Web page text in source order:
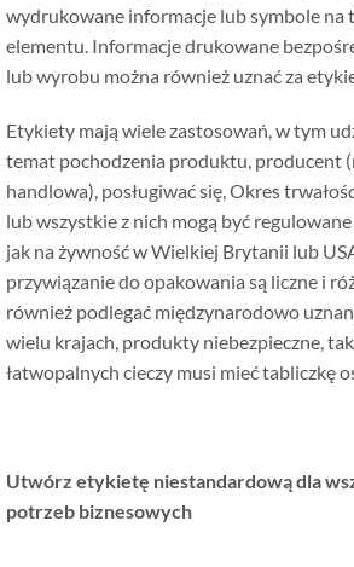
wydrukowane informacje lub symbole
elementu. Informacje drukowane
lub wyrobu można również uznać za
Etykiety mają wiele zastosowań, w tym
temat pochodzenia produktu, producent
handlowa), posługiwać się, Okres
lub wszystkie z nich mogą być
jak na żywność w Wielkiej Brytanii lub
przywiązanie do opakowania są liczne i
również podlegać międzynarodowo
wielu krajach, produkty niebezpieczne,
łatwopalnych cieczy musi mieć tabliczkę
Utwórz etykietę niestandardową dla
potrzeb biznesowych